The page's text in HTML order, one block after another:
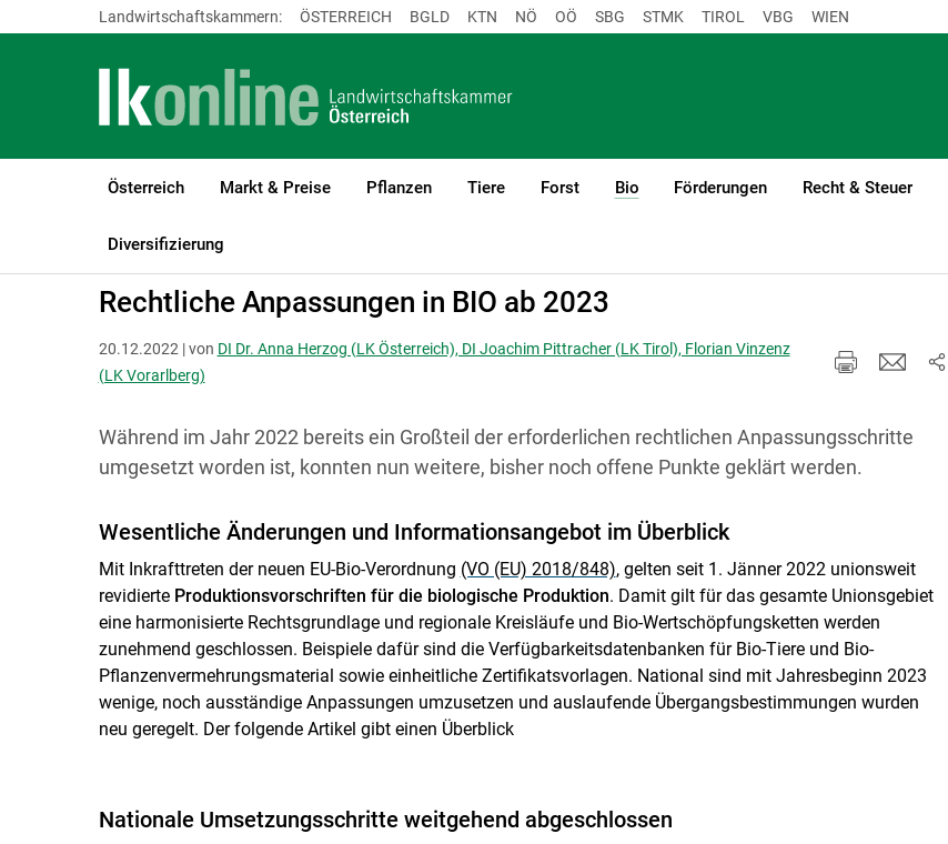
Landwirtschaftskammern: ÖSTERREICH BGLD KTN NÖ OÖ SBG STMK TIROL VBG WIEN
Österreich Markt & Preise Pflanzen Tiere Forst Bio
(current)1
Förderungen Recht & Steuer
Diversifizierung
LK Österreich Bio
Rechtliche Anpassungen in BIO ab 2023
20.12.2022 | von DI Dr. Anna Herzog (LK Österreich), DI Joachim Pittracher (LK Tirol), Florian Vinzenz
(LK Vorarlberg)
Während im Jahr 2022 bereits ein Großteil der erforderlichen rechtlichen Anpassungsschritte
umgesetzt worden ist, konnten nun weitere, bisher noch offene Punkte geklärt werden.
Wesentliche Änderungen und Informationsangebot im Überblick
Mit Inkrafttreten der neuen EU-Bio-Verordnung (VO (EU) 2018/848), gelten seit 1. Jänner 2022 unionsweit
revidierte Produktionsvorschriften für die biologische Produktion. Damit gilt für das gesamte Unionsgebiet
eine harmonisierte Rechtsgrundlage und regionale Kreisläufe und Bio-Wertschöpfungsketten werden
zunehmend geschlossen. Beispiele dafür sind die Verfügbarkeitsdatenbanken für Bio-Tiere und Bio-
Pflanzenvermehrungsmaterial sowie einheitliche Zertifikatsvorlagen. National sind mit Jahresbeginn 2023
wenige, noch ausständige Anpassungen umzusetzen und auslaufende Übergangsbestimmungen wurden
neu geregelt. Der folgende Artikel gibt einen Überblick
Nationale Umsetzungsschritte weitgehend abgeschlossen